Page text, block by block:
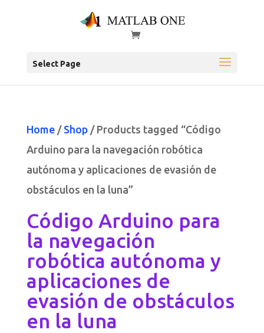
Select Page
Home/ Shop/ Products tagged “Código
Arduino para la navegación robótica
autónoma y aplicaciones de evasión de
obstáculos en la luna”
Código Arduino para
la navegación
robótica autónoma y
aplicaciones de
evasión de obstáculos
en la luna